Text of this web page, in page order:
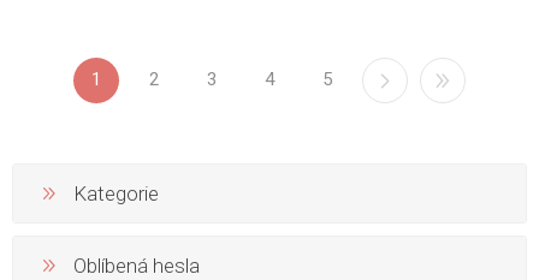
1 2 3 4 5
Kategorie
Oblíbená hesla